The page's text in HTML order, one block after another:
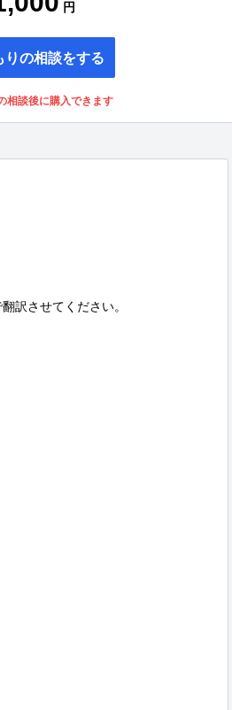
円
りの相談をする
相談後に購入できます
訳させてください。